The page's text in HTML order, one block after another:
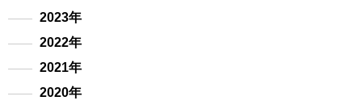
2023年
2022年
2021年
2020年